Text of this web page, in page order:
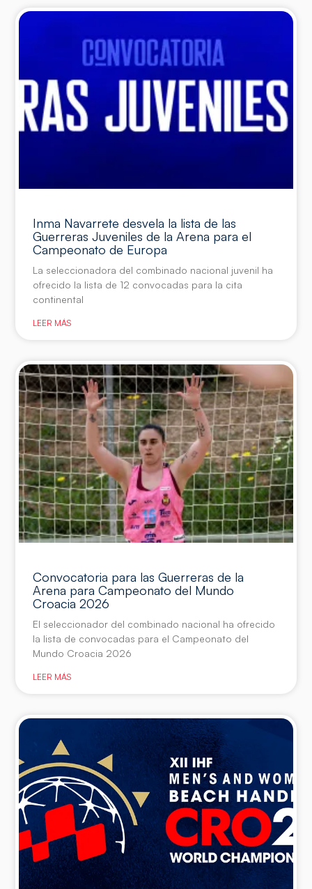
Inma Navarrete desvela la lista de las
Guerreras Juveniles de la Arena para el
Campeonato de Europa
La seleccionadora del combinado nacional juvenil ha
ofrecido la lista de 12 convocadas para la cita
continental
LEER MÁS
Convocatoria para las Guerreras de la
Arena para Campeonato del Mundo
Croacia 2026
El seleccionador del combinado nacional ha ofrecido
la lista de convocadas para el Campeonato del
Mundo Croacia 2026
LEER MÁS